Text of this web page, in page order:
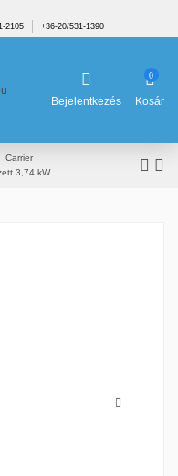
2105 +36-20/531-1390
Bejelentkezés
0
Kosár
Carrier
3,74 kW